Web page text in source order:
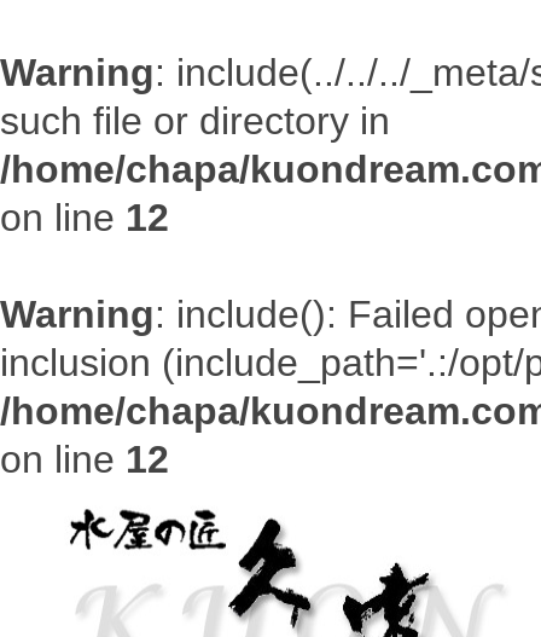
Warning: include(../../../
such file or directory in
/home/chapa/
on line 12
Warning: include(): Failed
inclusion (include_path='.:/
/home/chapa/
on line 12